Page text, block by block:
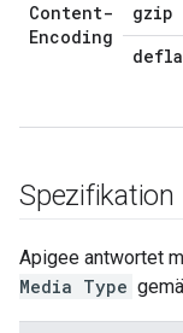
Content-
Encoding
gzip
Spezifikation
Apigee antwortet
Media Type